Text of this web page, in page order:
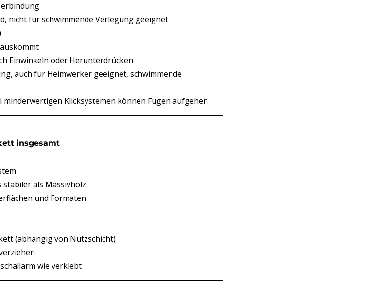
nicht für schwimmende Verlegung geeignet
Einwinkeln oder Herunterdrücken
auch für Heimwerker geeignet, schwimmende
minderwertigen Klicksystemen können Fugen aufgehen
insgesamt
als Massivholz
und Formaten
(abhängig von Nutzschicht)
wie verklebt